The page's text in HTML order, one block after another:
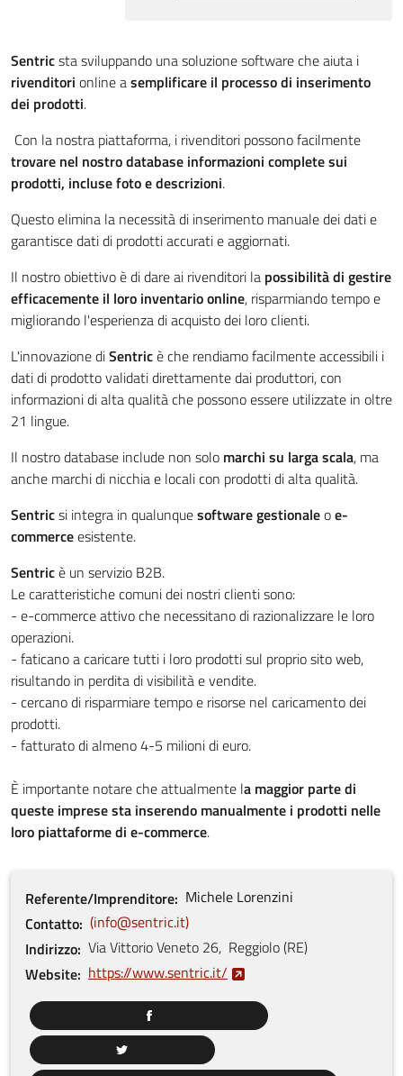
Sentricsta sviluppando una soluzione software che aiuta i
rivenditori online asemplificare il processo di inserimento
dei prodotti.
Con la nostra piattaforma, i rivenditori possono facilmente
trovare nel nostro database informazioni complete sui
prodotti, incluse foto e descrizioni.
Questo elimina la necessità di inserimento manuale dei dati e
garantisce dati di prodotti accurati e aggiornati.
Il nostro obiettivo è di dare ai rivenditori la possibilità di gestire
efficacemente il loro inventario online, risparmiando tempo e
migliorando l'esperienza di acquisto dei loro clienti.
L'innovazione diSentricè che rendiamo facilmente accessibili i
dati di prodotto validati direttamente dai produttori, con
informazioni di alta qualità che possono essere utilizzate in oltre
21 lingue.
Il nostro database include non solo marchi su larga scala, ma
anche marchi di nicchia e locali con prodotti di alta qualità.
Sentricsi integra in qualunquesoftware gestionaleoe-
commerceesistente.
Sentricè un servizio B2B.
Le caratteristiche comuni dei nostri clienti sono:
- e-commerce attivo che necessitano di razionalizzare le loro
operazioni.
- faticano a caricare tutti i loro prodotti sul proprio sito web,
risultando in perdita di visibilità e vendite.
- cercano di risparmiare tempo e risorse nel caricamento dei
prodotti.
- fatturato di almeno 4-5 milioni di euro.
È importante notare che attualmente la maggior parte di
queste imprese sta inserendo manualmente i prodotti nelle
loro piattaforme di e-commerce.
Referente/Imprenditore Michele Lorenzini
Contatto
info@sentric.it
Indirizzo Via Vittorio Veneto 26, Reggiolo(RE)
Website https://www.sentric.it/